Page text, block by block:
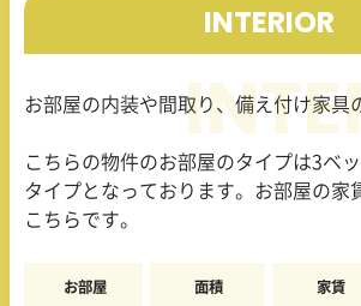
INTERIOR
お部屋の内装や間取り、備え付け家具
こちらの物件のお部屋のタイプは3ベ
タイプとなっております。お部屋の家
こちらです。
お部屋 面積 家賃